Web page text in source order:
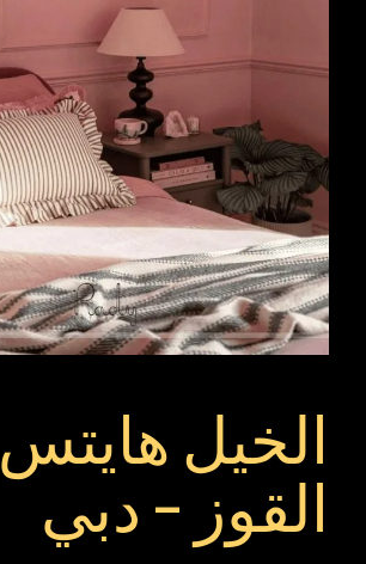
الخيل هايتس
القوز – دبي